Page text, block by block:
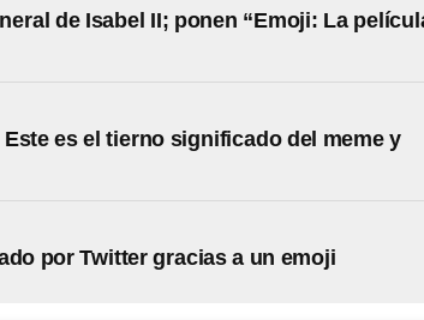
de Isabel II; ponen “Emoji: La
es el tierno significado del meme y
por Twitter gracias a un emoji